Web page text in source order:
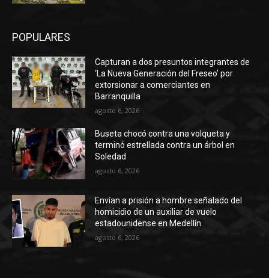
POPULARES
Capturan a dos presuntos integrantes de
‘La Nueva Generación del Freseo’ por
extorsionar a comerciantes en
Barranquilla
agosto 6, 2026
Buseta chocó contra una volqueta y
terminó estrellada contra un árbol en
Soledad
agosto 6, 2026
Envían a prisión a hombre señalado del
homicidio de un auxiliar de vuelo
estadounidense en Medellín
agosto 6, 2026